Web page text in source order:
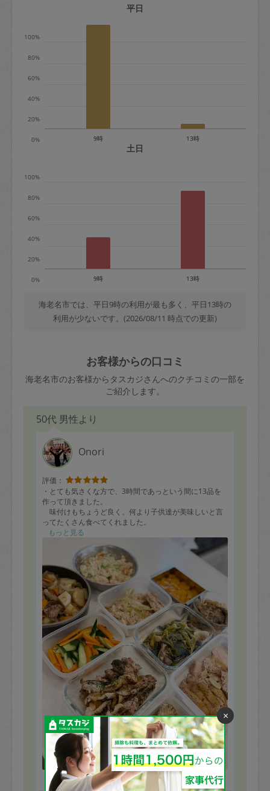
期は月2回まで隔週定期は月1回までキャ
ンセル料は発生しません。それ以上はキ
※キャンセル料金の設定について：
相当で料金設定されています。
平日
0%
20%
40%
60%
80%
100%
9時 13時
土日
0%
20%
40%
60%
80%
100%
9時 13時
海老名市では、平日9時の利用が最も多く、平日13時の
利用が少ないです。(2026/08/11 時点での更新)
お客様からの口コミ
海老名市のお客様からタスカジさんへのクチコミの一部を
ご紹介します。
50代 男性より
Onori
評価：
・とても気さくな方で、3時間であっという間に13品を
作って頂きました。
味付けもちょうど良く、何より子供達が美味しいと言
ってたくさん食べてくれました。
普段自分が作らないメニューばかりだったので、家族
また、最後にシンクの中もピカピカにして頂いてい
て、感激しました。またお願いしようと思います。
もっと見る
※依頼者の依頼当時の主観的な感想です。
×